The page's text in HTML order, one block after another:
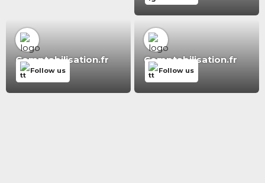
Comptabilisation.fr
Follow us
Comptabilisation.fr
Follow us